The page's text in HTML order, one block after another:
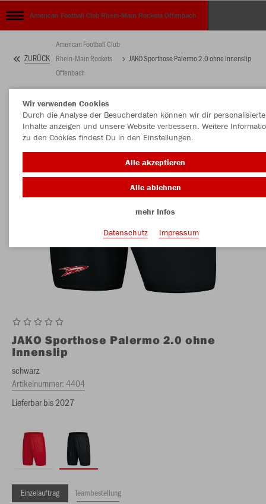
American Football Club Rhein-Main Rockets Offenbach
ZURÜCK
American Football Club
Rhein-Main Rockets
Offenbach
JAKO Sporthose Palermo 2.0 ohne Innenslip
JAKO Sporthose Palermo 2.0 ohne
Innenslip
schwarz
Artikelnummer:4404
Lieferbar bis 2027
Einzelauftrag Teambestellung
Wir verwenden Cookies
Durch die Analyse der Besucherdaten können wir dir personalisierte
Inhalte anzeigen und unsere Website verbessern. Weitere
zu den Cookies findest Du in den Einstellungen.
Alle akzeptieren
Alle ablehnen
mehr Infos
Datenschutz
Impressum